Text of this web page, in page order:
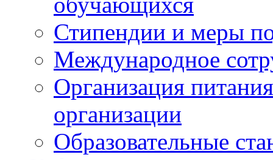
Стипендии и меры
Международное
Организация
организации
Образовательные